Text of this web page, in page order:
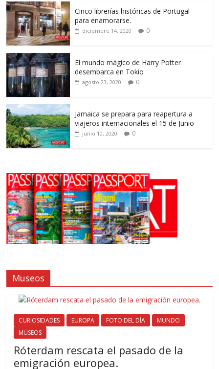
Cinco librerías históricas de Portugal
para enamorarse.
diciembre 14, 2020 0
El mundo mágico de Harry Potter
desembarca en Tokio
agosto 23, 2020 0
Jamaica se prepara para reapertura a
viajeros internacionales el 15 de Junio
junio 10, 2020 0
Museos
CURIOSIDADES EUROPA FOTO DEL DÍA
MUNDO
MUSEOS
Róterdam rescata el pasado de la
emigración europea.